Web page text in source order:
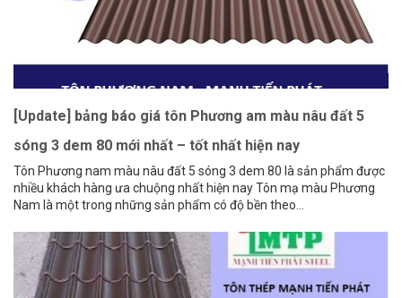
[Update] bảng báo giá tôn Phương am màu nâu đất 5
sóng 3 dem 80 mới nhất – tốt nhất hiện nay
Tôn Phương nam màu nâu đất 5 sóng 3 dem 80 là sản phẩm được
nhiều khách hàng ưa chuộng nhất hiện nay Tôn mạ màu Phương
Nam là một trong những sản phẩm có độ bền theo...